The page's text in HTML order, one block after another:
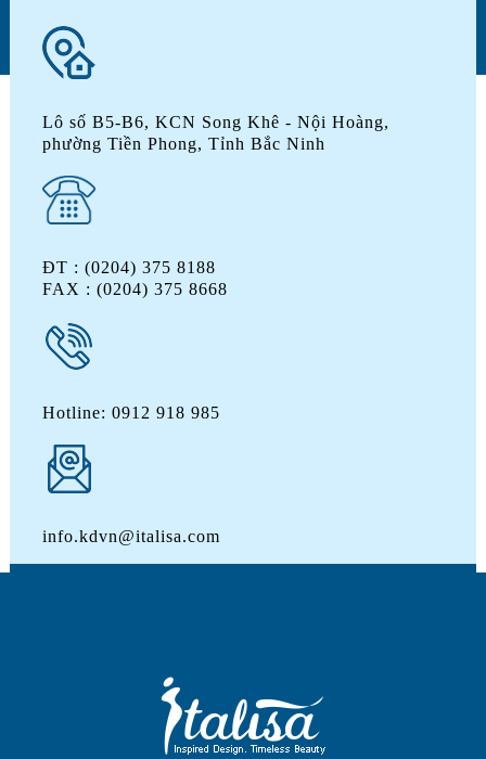
Lô số B5-B6, KCN Song Khê - Nội Hoàng,
phường Tiền Phong, Tỉnh Bắc Ninh
ĐT : (0204) 375 8188
FAX : (0204) 375 8668
Hotline: 0912 918 985
info.kdvn@italisa.com